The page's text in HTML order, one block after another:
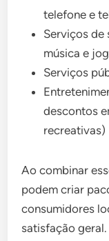
telefone e
Serviços de
música e
Serviços
descontos
recreativas)
Ao combinar
podem criar
consumidores
satisfação geral.